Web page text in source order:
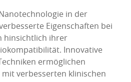
in der
Eigenschaften bei
hinsichtlich ihrer
Innovative
ermöglichen
verbesserten klinischen